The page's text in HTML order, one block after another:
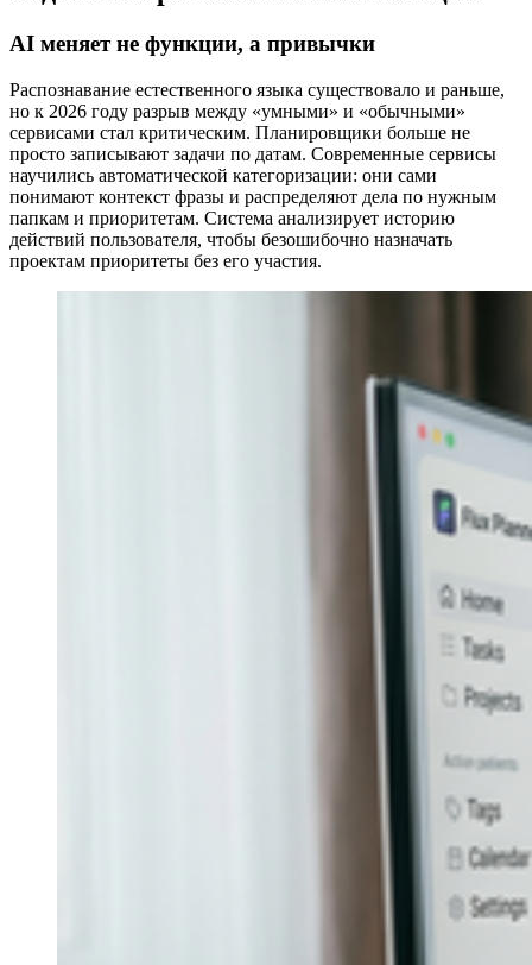
AI меняет не функции, а привычки
Распознавание естественного языка существовало и раньше,
но к 2026 году разрыв между «умными» и «обычными»
сервисами стал критическим. Планировщики больше не
просто записывают задачи по датам. Современные сервисы
научились автоматической категоризации: они сами
понимают контекст фразы и распределяют дела по нужным
папкам и приоритетам. Система анализирует историю
действий пользователя, чтобы безошибочно назначать
проектам приоритеты без его участия.